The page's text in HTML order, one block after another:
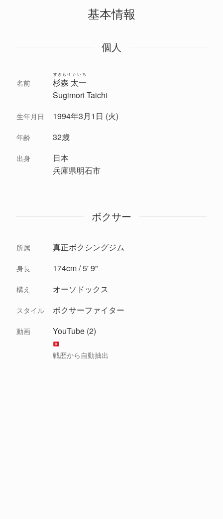
基本情報
個人
名前 杉森 太一
すぎもり たいち
Sugimori Taichi
生年月日 1994年3月1日 (火)
年齢 32歳
出身
日本
兵庫県明石市
ボクサー
所属 真正ボクシングジム
身長 174cm / 5' 9"
構え オーソドックス
スタイル ボクサーファイター
動画 YouTube (2)
戦歴から自動抽出